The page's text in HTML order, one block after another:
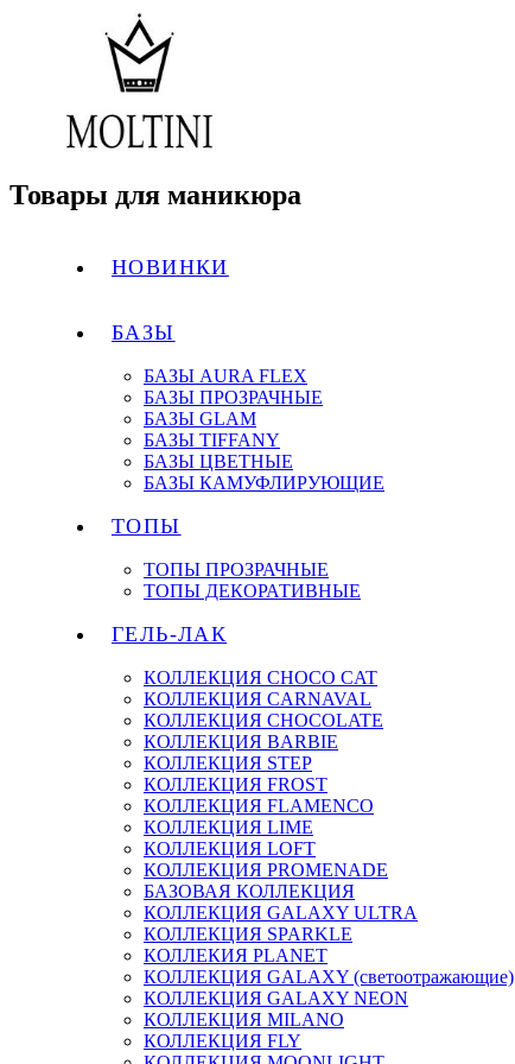
Товары для маникюра
НОВИНКИ
БАЗЫ
БАЗЫ AURA FLEX
БАЗЫ ПРОЗРАЧНЫЕ
БАЗЫ GLAM
БАЗЫ TIFFANY
БАЗЫ ЦВЕТНЫЕ
БАЗЫ КАМУФЛИРУЮЩИЕ
ТОПЫ
ТОПЫ ПРОЗРАЧНЫЕ
ТОПЫ ДЕКОРАТИВНЫЕ
ГЕЛЬ-ЛАК
КОЛЛЕКЦИЯ CHOCO CAT
КОЛЛЕКЦИЯ CARNAVAL
КОЛЛЕКЦИЯ CHOCOLATE
КОЛЛЕКЦИЯ BARBIE
КОЛЛЕКЦИЯ STEP
КОЛЛЕКЦИЯ FROST
КОЛЛЕКЦИЯ FLAMENCO
КОЛЛЕКЦИЯ LIME
КОЛЛЕКЦИЯ LOFT
КОЛЛЕКЦИЯ PROMENADE
БАЗОВАЯ КОЛЛЕКЦИЯ
КОЛЛЕКЦИЯ GALAXY ULTRA
КОЛЛЕКЦИЯ SPARKLE
КОЛЛЕКИЯ PLANET
КОЛЛЕКЦИЯ GALAXY (светоотражающие)
КОЛЛЕКЦИЯ GALAXY NEON
КОЛЛЕКЦИЯ MILANO
КОЛЛЕКЦИЯ FLY